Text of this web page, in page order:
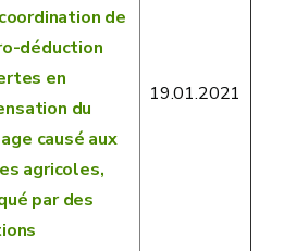
coordination de
déduction
en
du
causé aux
agricoles,
par des
19.01.2021